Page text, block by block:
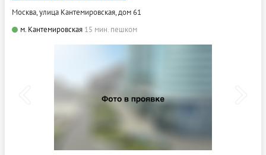
Москва, улица Кантемировская, дом 61
м. Кантемировская 15 мин. пешком